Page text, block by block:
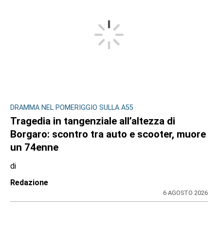
DRAMMA NEL POMERIGGIO SULLA A55
Tragedia in tangenziale all’altezza di
Borgaro: scontro tra auto e scooter, muore
un 74enne
di
Redazione
6 AGOSTO 2026